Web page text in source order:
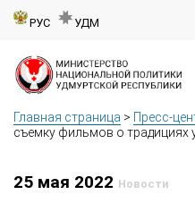
РУС УДМ
Главная страница > Пресс-
съемку фильмов о традициях
25 мая 2022 Новости